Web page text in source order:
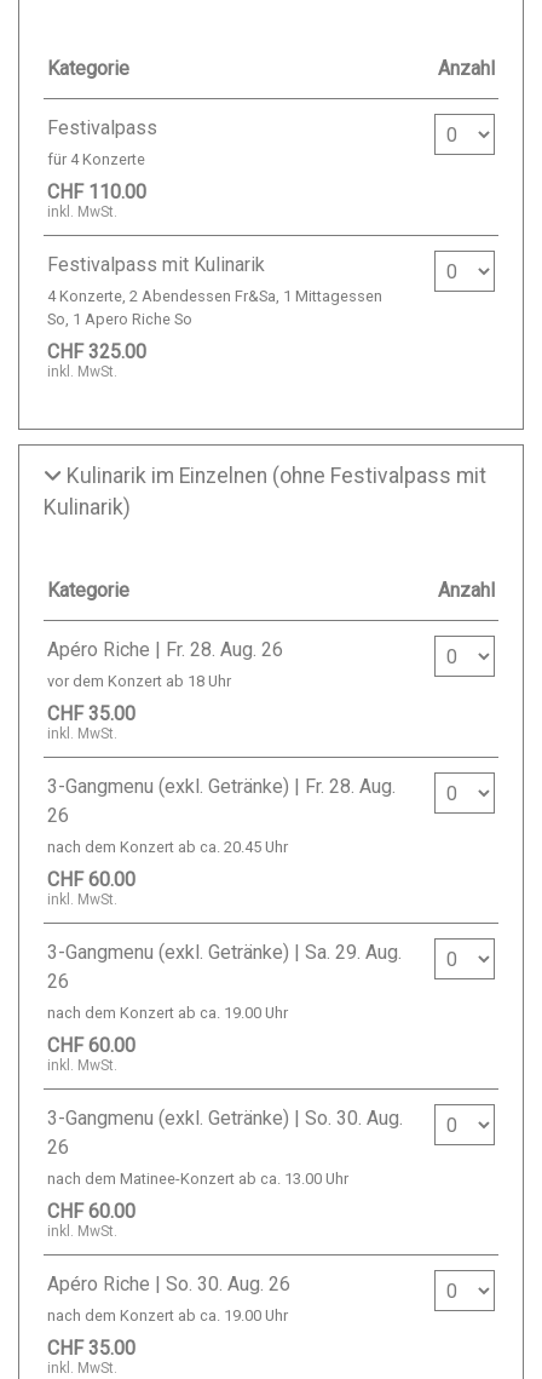
Kategorie Anzahl
Festivalpass
für 4 Konzerte
CHF 110.00
inkl. MwSt.
Anzahl
Festivalpass mit Kulinarik
4 Konzerte, 2 Abendessen Fr&Sa, 1 Mittagessen
So, 1 Apero Riche So
CHF 325.00
inkl. MwSt.
Anzahl
Kulinarik im Einzelnen (ohne Festivalpass mit
Kulinarik)
Kategorie Anzahl
Apéro Riche | Fr. 28. Aug. 26
vor dem Konzert ab 18 Uhr
CHF 35.00
inkl. MwSt.
Anzahl
3-Gangmenu (exkl. Getränke) | Fr. 28. Aug.
26
nach dem Konzert ab ca. 20.45 Uhr
CHF 60.00
inkl. MwSt.
Anzahl
3-Gangmenu (exkl. Getränke) | Sa. 29. Aug.
26
nach dem Konzert ab ca. 19.00 Uhr
CHF 60.00
inkl. MwSt.
Anzahl
3-Gangmenu (exkl. Getränke) | So. 30. Aug.
26
nach dem Matinee-Konzert ab ca. 13.00 Uhr
CHF 60.00
inkl. MwSt.
Anzahl
Apéro Riche | So. 30. Aug. 26
nach dem Konzert ab ca. 19.00 Uhr
CHF 35.00
inkl. MwSt.
Anzahl